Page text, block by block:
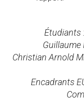
Étudiants
Guillaume
Christian Arnold
Encadrants